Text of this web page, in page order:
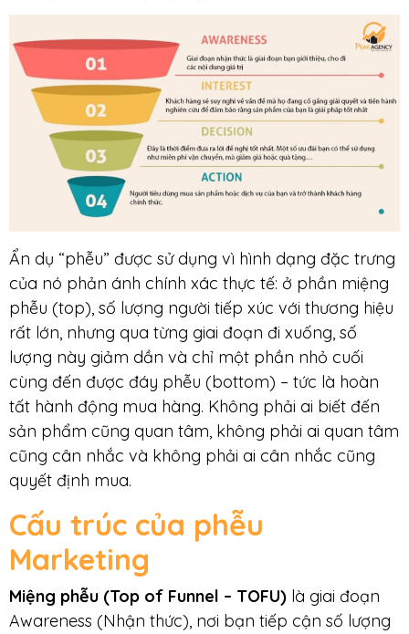
Ẩn dụ “phễu” được sử dụng vì hình dạng đặc trưng
của nó phản ánh chính xác thực tế: ở phần miệng
phễu (top), số lượng người tiếp xúc với thương hiệu
rất lớn, nhưng qua từng giai đoạn đi xuống, số
lượng này giảm dần và chỉ một phần nhỏ cuối
cùng đến được đáy phễu (bottom) – tức là hoàn
tất hành động mua hàng. Không phải ai biết đến
sản phẩm cũng quan tâm, không phải ai quan tâm
cũng cân nhắc và không phải ai cân nhắc cũng
quyết định mua.
Cấu trúc của phễu
Marketing
Miệng phễu (Top of Funnel – TOFU) là giai đoạn
Awareness (Nhận thức), nơi bạn tiếp cận số lượng